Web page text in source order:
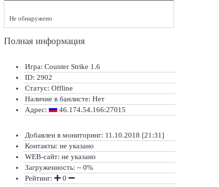
Не обнаружено
Полная информация
Игра: Counter Strike 1.6
ID: 2902
Статус: Offline
Наличие в банлисте: Нет
Адрес:
46.174.54.166:27015
Добавлен в мониторинг: 11.10.2018 [21:31]
Контакты: не указано
WEB-сайт: не указано
Загруженность: ~ 0%
Рейтинг:
0